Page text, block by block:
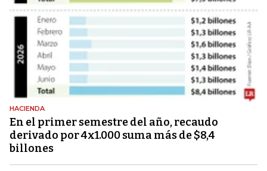
HACIENDA
En el primer semestre del año, recaudo
derivado por 4x1.000 suma más de $8,4
billones